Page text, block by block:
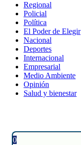
Regional
Policial
Política
El Poder de Elegir
Nacional
Deportes
Internacional
Empresarial
Medio Ambiente
Opinión
Salud y bienestar
0